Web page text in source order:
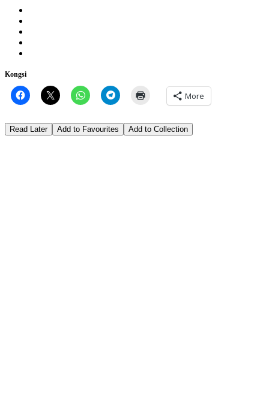
Kongsi
More
Read Later Add to Favourites Add to Collection